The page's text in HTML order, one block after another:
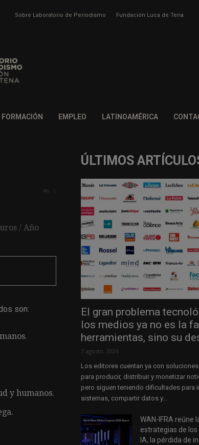
Sobre Laboratorio de Periodismo Fundación Luca de Tena
FORMACIÓN EMPLEO LATINOAMÉRICA
/ Año
son:
y humanos.
ÚLTIMOS
El gran problema
los medios ya no es la
herramientas, sino su
7 agosto, 2026
Los editores cuentan ya con
para producir, distribuir y monetizar
pero siguen teniendo dificultades para
sistemas, compartir datos y...
WAN-IFRA reúne
estrategias de
IA, la pérdida de